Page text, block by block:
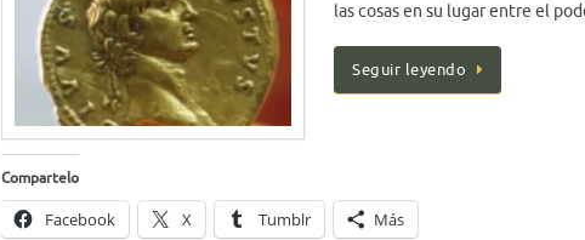
las cosas en su lugar entre el
Seguir leyendo
Compartelo
Facebook X Tumblr Más